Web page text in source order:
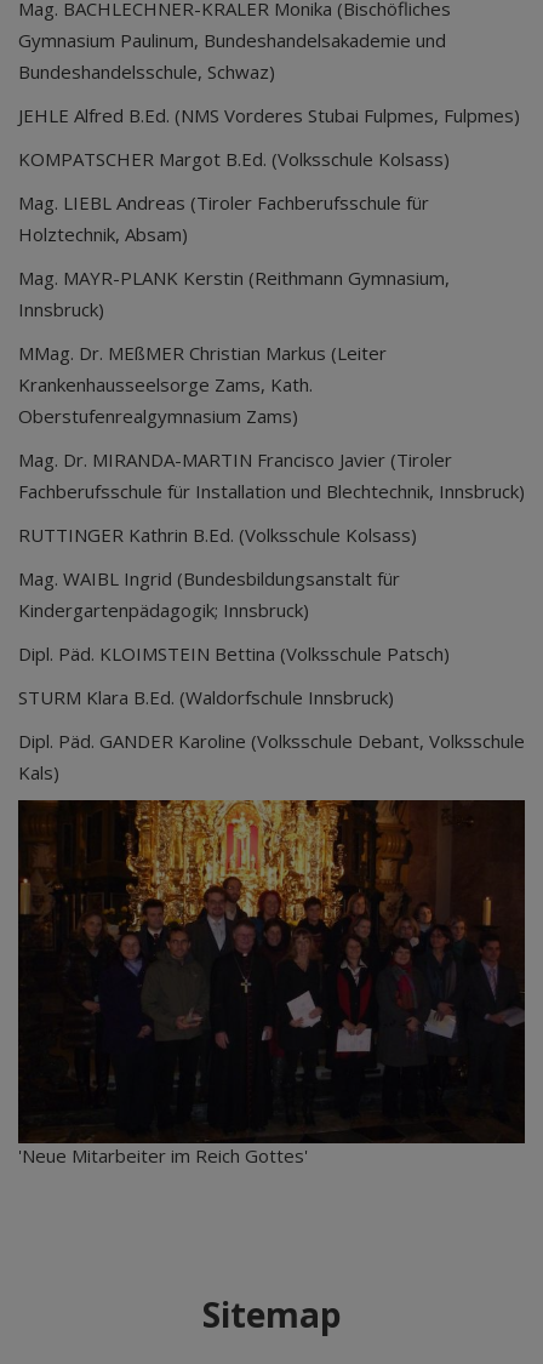
Mag. BACHLECHNER-KRALER Monika (Bischöfliches
Gymnasium Paulinum, Bundeshandelsakademie und
Bundeshandelsschule, Schwaz)
JEHLE Alfred B.Ed. (NMS Vorderes Stubai Fulpmes, Fulpmes)
KOMPATSCHER Margot B.Ed. (Volksschule Kolsass)
Mag. LIEBL Andreas (Tiroler Fachberufsschule für
Holztechnik, Absam)
Mag. MAYR-PLANK Kerstin (Reithmann Gymnasium,
Innsbruck)
MMag. Dr. MEßMER Christian Markus (Leiter
Krankenhausseelsorge Zams, Kath.
Oberstufenrealgymnasium Zams)
Mag. Dr. MIRANDA-MARTIN Francisco Javier (Tiroler
Fachberufsschule für Installation und Blechtechnik, Innsbruck)
RUTTINGER Kathrin B.Ed. (Volksschule Kolsass)
Mag. WAIBL Ingrid (Bundesbildungsanstalt für
Kindergartenpädagogik; Innsbruck)
Dipl. Päd. KLOIMSTEIN Bettina (Volksschule Patsch)
STURM Klara B.Ed. (Waldorfschule Innsbruck)
Dipl. Päd. GANDER Karoline (Volksschule Debant, Volksschule
Kals)
'Neue Mitarbeiter im Reich Gottes'
Sitemap